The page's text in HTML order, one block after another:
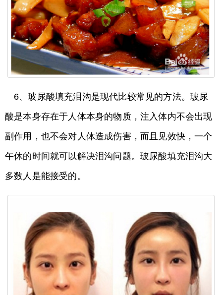
6、玻尿酸填充泪沟是现代比较常见的方法。玻尿
酸是本身存在于人体本身的物质，注入体内不会出现
副作用，也不会对人体造成伤害，而且见效快，一个
午休的时间就可以解决泪沟问题。玻尿酸填充泪沟大
多数人是能接受的。